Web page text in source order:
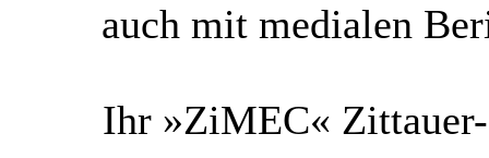
auch mit medialen
Ihr »ZiMEC«